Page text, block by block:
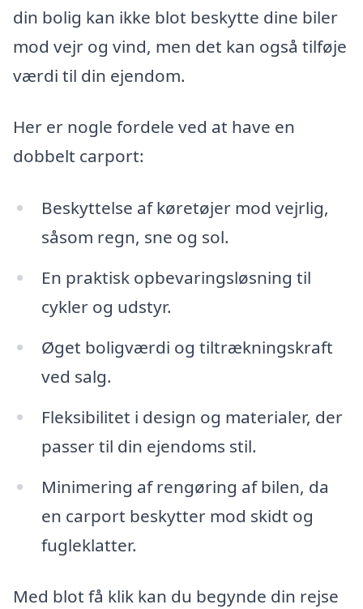
din bolig kan ikke blot beskytte dine biler
mod vejr og vind, men det kan også tilføje
værdi til din ejendom.
Her er nogle fordele ved at have en
dobbelt carport:
Beskyttelse af køretøjer mod vejrlig,
såsom regn, sne og sol.
En praktisk opbevaringsløsning til
cykler og udstyr.
Øget boligværdi og tiltrækningskraft
ved salg.
Fleksibilitet i design og materialer, der
passer til din ejendoms stil.
Minimering af rengøring af bilen, da
en carport beskytter mod skidt og
fugleklatter.
Med blot få klik kan du begynde din rejse